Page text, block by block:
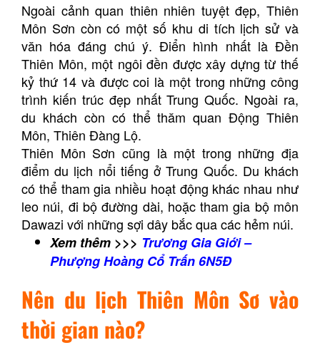
Ngoài cảnh quan thiên nhiên tuyệt đẹp, Thiên
Môn Sơn còn có một số khu di tích lịch sử và
văn hóa đáng chú ý. Điển hình nhất là Đền
Thiên Môn, một ngôi đền được xây dựng từ thế
kỷ thứ 14 và được coi là một trong những công
trình kiến trúc đẹp nhất Trung Quốc. Ngoài ra,
du khách còn có thể thăm quan Động Thiên
Môn, Thiên Đàng Lộ.
Thiên Môn Sơn cũng là một trong những địa
điểm du lịch nổi tiếng ở Trung Quốc. Du khách
có thể tham gia nhiều hoạt động khác nhau như
leo núi, đi bộ đường dài, hoặc tham gia bộ môn
Dawazi với những sợi dây bắc qua các hẻm núi.
Xem thêm >>> Trương Gia Giới –
Phượng Hoàng Cổ Trấn 6N5Đ
Nên du lịch Thiên Môn Sơ vào
thời gian nào?